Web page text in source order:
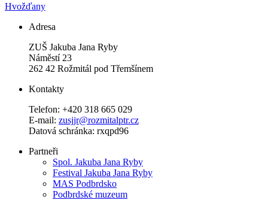
Hvožďany
Adresa
ZUŠ Jakuba Jana Ryby
Náměstí 23
262 42 Rožmitál pod Třemšínem
Kontakty
Telefon: +420 318 665 029
E-mail: zusjjr@rozmitalptr.cz
Datová schránka: rxqpd96
Partneři
Spol. Jakuba Jana Ryby
Festival Jakuba Jana Ryby
MAS Podbrdsko
Podbrdské muzeum